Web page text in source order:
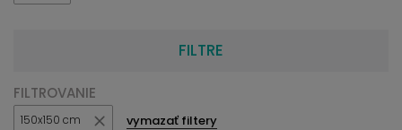
FILTRE
FILTROVANIE
150x150 cm vymazať filtery